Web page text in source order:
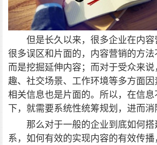
但是长久以来，很多企业在内
很多误区和片面的，内容营销的方法
而是挖掘延伸内容；而对于受众来
趣、社交场景、工作环境等多方面
相关信息也是片面的。所以，在信
下，就需要系统性统筹规划，进而消
那么对于一般的企业到底如何
系，如何有效的实现内容的有效传